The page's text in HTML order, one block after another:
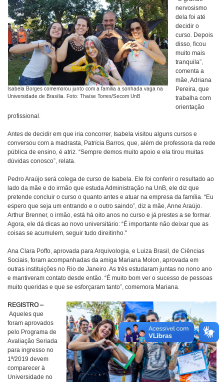
Isabela Borges comemorou junto com a família a sonhada vaga na
Universidade de Brasília. Foto: Thaíse Torres/Secom UnB
nervosismo
dela foi até
decidir o
curso. Depois
disso, ficou
muito mais
tranquila”,
comenta a
mãe, Adriana
Pereira, que
trabalha com
orientação
profissional.
Antes de decidir em que iria concorrer, Isabela visitou alguns cursos e
conversou com a madrasta, Patrícia Barros, que, além de professora da rede
pública de ensino, é atriz. “Sempre demos muito apoio e ela tirou muitas
dúvidas conosco”, relata.
Pedro Araújo será colega de curso de Isabela. Ele foi conferir o resultado ao
lado da mãe e do irmão que estuda Administração na UnB, ele diz que
pretende concluir o curso o quanto antes e atuar na empresa da família. “Eu
espero que seja um entrando e o outro saindo”, diz a mãe, Anne Araújo.
Arthur Brenner, o irmão, está há oito anos no curso e já prestes a se formar.
Agora, ele dá dicas ao novo universitário: “É importante não deixar que as
coisas se acumulem, seguir tudo direitinho."
Ana Clara Poffo, aprovada para Arquivologia, e Luiza Brasil, de Ciências
Sociais, foram acompanhadas da amiga Mariana Molon, aprovada em
outras instituições no Rio de Janeiro. As três estudaram juntas no nono ano
e mantiveram contato desde então. “É muito bom ver o sucesso de pessoas
muito queridas e que se esforçaram tanto”, comemora Mariana.
REGISTRO –
Aqueles que
foram aprovados
pelo Programa de
Avaliação Seriada
para ingresso no
1º/2019 devem
comparecer à
Universidade no